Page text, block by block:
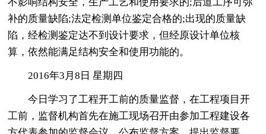
补的质量缺陷;法定检测单位鉴定合格的;出现的质量缺
陷，经检测鉴定达不到设计要求，但经原设计单位核
算，依然能满足结构安全和使用功能的。
2016年3月8日 星期四
今日学习了工程开工前的质量监督，在工程项目开
工前，监督机构首先在施工现场召开由参加工程建设各